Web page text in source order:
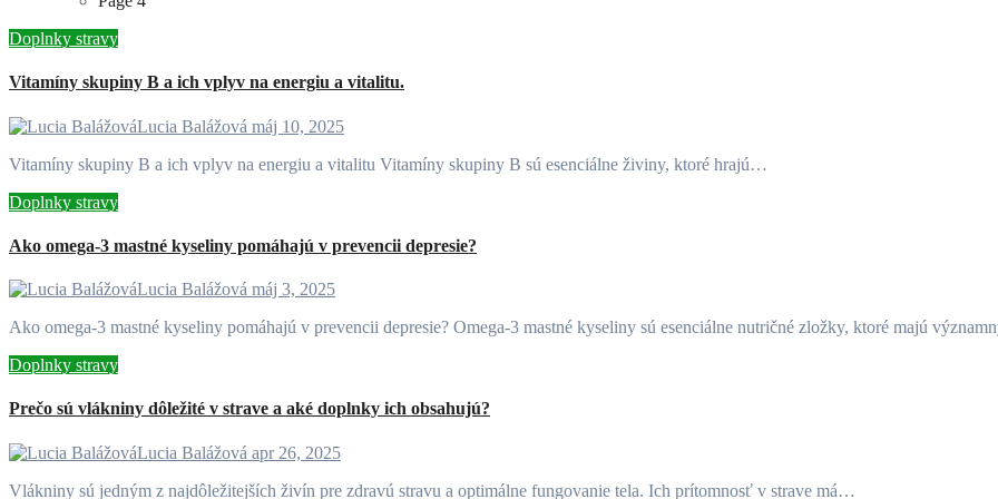
Doplnky stravy
Vitamíny skupiny B a ich vplyv na energiu a vitalitu.
Lucia Balážová máj 10, 2025
Vitamíny skupiny B a ich vplyv na energiu a vitalitu Vitamíny skupiny B sú esenciálne živiny, ktoré hrajú…
Doplnky stravy
Ako omega-3 mastné kyseliny pomáhajú v prevencii depresie?
Lucia Balážová máj 3, 2025
Ako omega-3 mastné kyseliny pomáhajú v prevencii depresie? Omega-3 mastné kyseliny sú esenciálne nutričné zložky, ktoré majú
Doplnky stravy
Prečo sú vlákniny dôležité v strave a aké doplnky ich obsahujú?
Lucia Balážová apr 26, 2025
Vlákniny sú jedným z najdôležitejších živín pre zdravú stravu a optimálne fungovanie tela. Ich prítomnosť v strave má…